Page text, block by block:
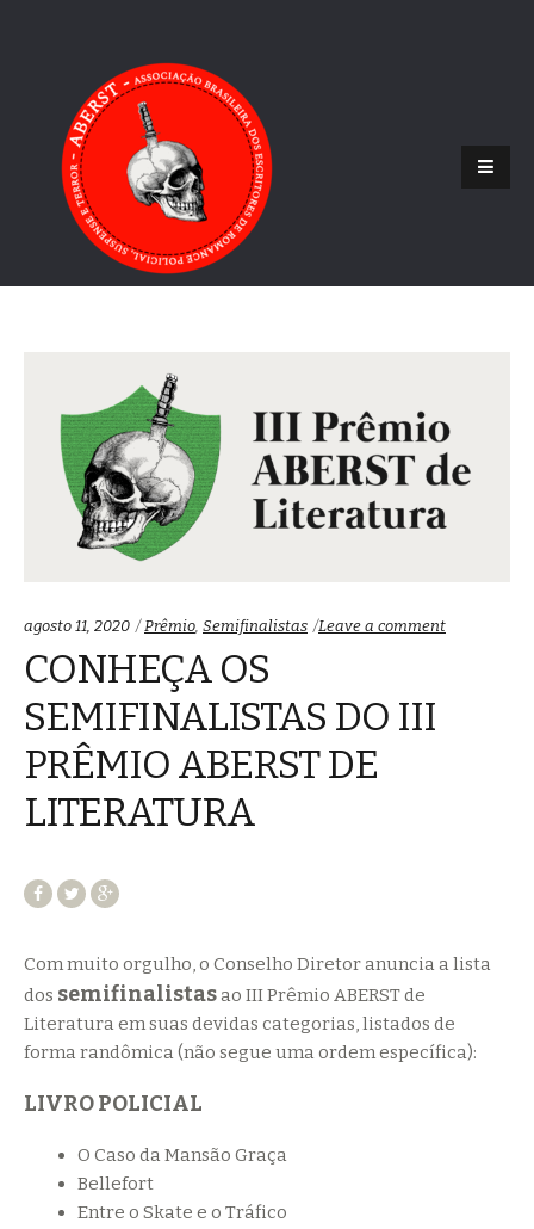
agosto 11, 2020 Categorias:
Prêmio, Semifinalistas Leave a comment
CONHEÇA OS
SEMIFINALISTAS DO III
PRÊMIO ABERST DE
LITERATURA
Com muito orgulho, o Conselho Diretor anuncia a lista
dos semifinalistas ao III Prêmio ABERST de
Literatura em suas devidas categorias, listados de
forma randômica (não segue uma ordem específica):
LIVRO POLICIAL
O Caso da Mansão Graça
Bellefort
Entre o Skate e o Tráfico